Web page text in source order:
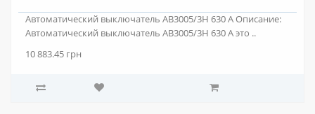
Автоматический выключатель АВ3005/3Н 630 А Описание:
Автоматический выключатель АВ3005/3Н 630 А это ..
10 883.45 грн